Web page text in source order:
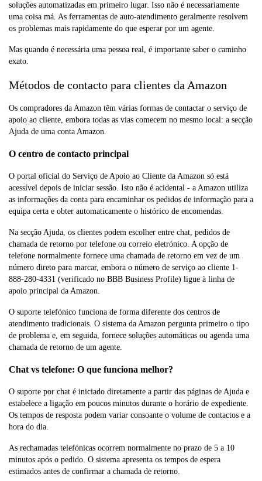
soluções automatizadas em primeiro lugar. Isso não é necessariamente
uma coisa má. As ferramentas de auto-atendimento geralmente resolvem
os problemas mais rapidamente do que esperar por um agente.
Mas quando é necessária uma pessoa real, é importante saber o caminho
exato.
Métodos de contacto para clientes da Amazon
Os compradores da Amazon têm várias formas de contactar o serviço de
apoio ao cliente, embora todas as vias comecem no mesmo local: a secção
Ajuda de uma conta Amazon.
O centro de contacto principal
O portal oficial do Serviço de Apoio ao Cliente da Amazon só está
acessível depois de iniciar sessão. Isto não é acidental - a Amazon utiliza
as informações da conta para encaminhar os pedidos de informação para a
equipa certa e obter automaticamente o histórico de encomendas.
Na secção Ajuda, os clientes podem escolher entre chat, pedidos de
chamada de retorno por telefone ou correio eletrónico. A opção de
telefone normalmente fornece uma chamada de retorno em vez de um
número direto para marcar, embora o número de serviço ao cliente 1-
888-280-4331 (verificado no BBB Business Profile) ligue à linha de
apoio principal da Amazon.
O suporte telefónico funciona de forma diferente dos centros de
atendimento tradicionais. O sistema da Amazon pergunta primeiro o tipo
de problema e, em seguida, fornece soluções automáticas ou agenda uma
chamada de retorno de um agente.
Chat vs telefone: O que funciona melhor?
O suporte por chat é iniciado diretamente a partir das páginas de Ajuda e
estabelece a ligação em poucos minutos durante o horário de expediente.
Os tempos de resposta podem variar consoante o volume de contactos e a
hora do dia.
As rechamadas telefónicas ocorrem normalmente no prazo de 5 a 10
minutos após o pedido. O sistema apresenta os tempos de espera
estimados antes de confirmar a chamada de retorno.